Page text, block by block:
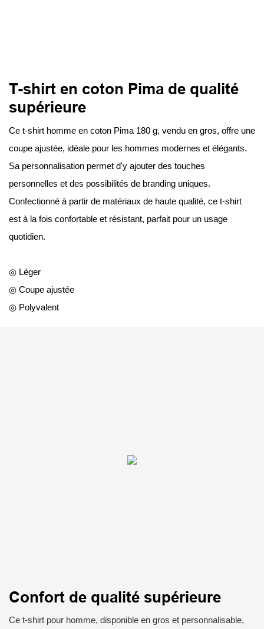
T-shirt en coton Pima de qualité
supérieure
Ce t-shirt homme en coton Pima 180 g, vendu en gros, offre une
coupe ajustée, idéale pour les hommes modernes et élégants.
Sa personnalisation permet d'y ajouter des touches
personnelles et des possibilités de branding uniques.
Confectionné à partir de matériaux de haute qualité, ce t-shirt
est à la fois confortable et résistant, parfait pour un usage
quotidien.
◎ Léger
◎ Coupe ajustée
◎ Polyvalent
Confort de qualité supérieure
Ce t-shirt pour homme, disponible en gros et personnalisable,